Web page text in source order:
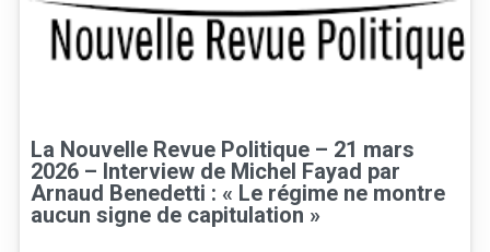
La Nouvelle Revue Politique – 21 mars
2026 – Interview de Michel Fayad par
Arnaud Benedetti : « Le régime ne montre
aucun signe de capitulation »